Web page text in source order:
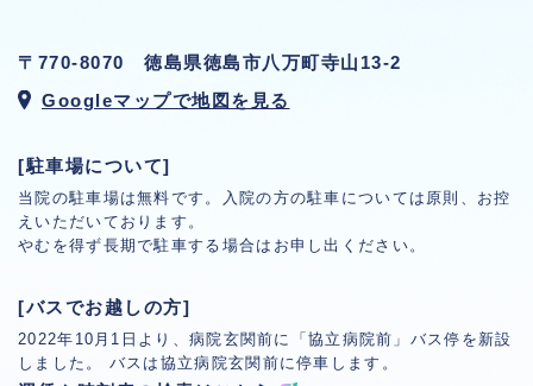
〒770-8070 徳島県徳島市八万町寺山13-2
Googleマップで地図を見る
[駐車場について]
当院の駐車場は無料です。入院の方の駐車については原則、お控
えいただいております。
やむを得ず長期で駐車する場合はお申し出ください。
[バスでお越しの方]
2022年10月1日より、病院玄関前に「協立病院前」バス停を新設
しました。
バスは協立病院玄関前に停車します。